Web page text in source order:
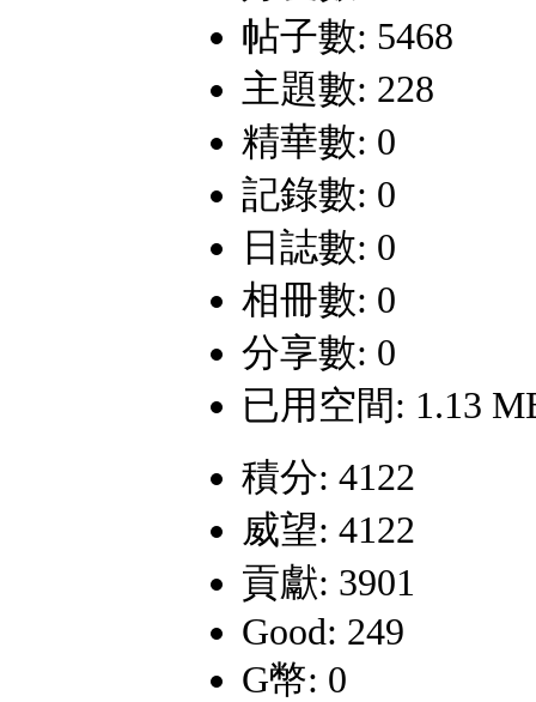
帖子數: 5468
主題數: 228
精華數: 0
記錄數: 0
日誌數: 0
相冊數: 0
分享數: 0
已用空間: 1.13
積分: 4122
威望: 4122
貢獻: 3901
Good: 249
G幣: 0